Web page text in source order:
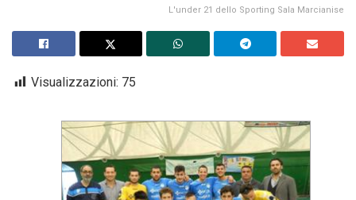
L'under 21 dello Sporting Sala Marcianise
Visualizzazioni: 75